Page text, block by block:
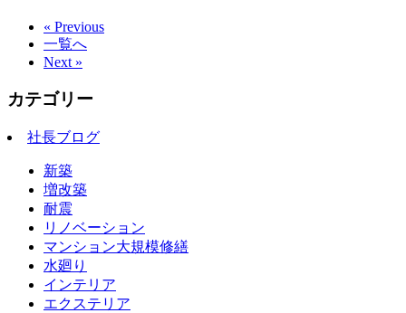
« Previous
一覧へ
Next »
カテゴリー
社長ブログ
新築
増改築
耐震
リノベーション
マンション大規模修繕
水廻り
インテリア
エクステリア